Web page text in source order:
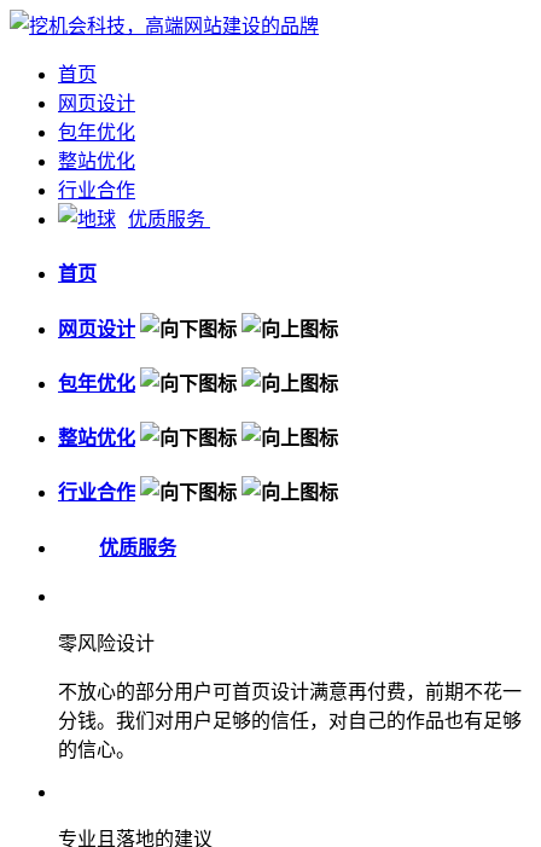
首页
网页设计
包年优化
整站优化
行业合作
优质服务
首页
网页设计
包年优化
整站优化
行业合作
优质服务
零风险设计
不放心的部分用户可首页设计满意再付费，前期不花一
分钱。我们对用户足够的信任，对自己的作品也有足够
的信心。
专业且落地的建议